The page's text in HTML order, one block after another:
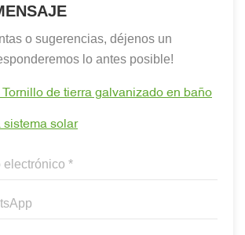
o sugerencias, déjenos un
lo antes posible!
Tornillo de tierra galvanizado en baño
sistema solar